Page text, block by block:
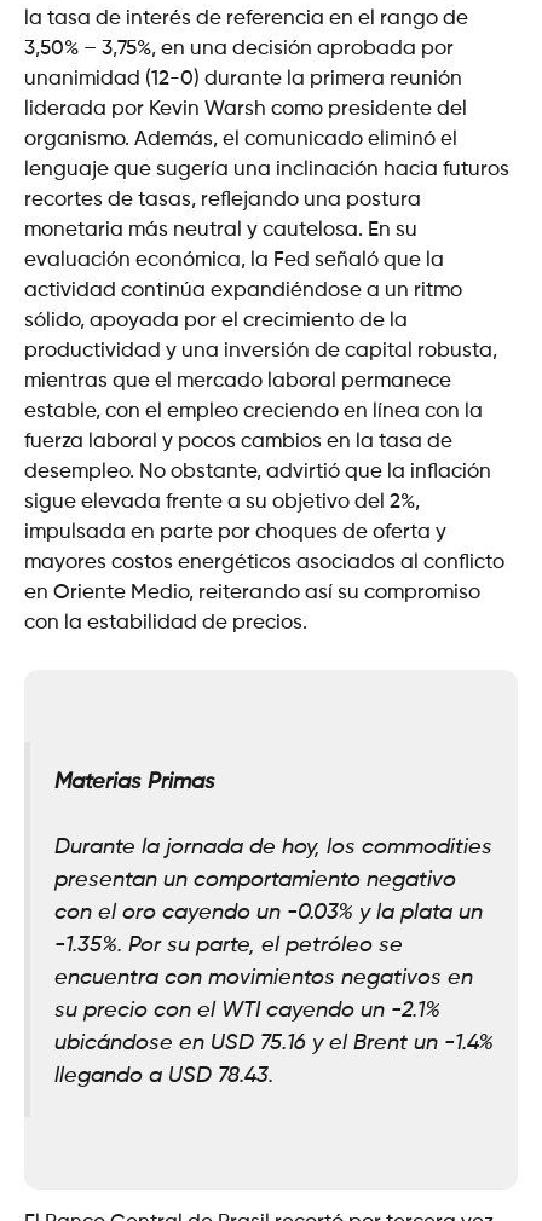
la tasa de interés de referencia en el rango de
3,50% – 3,75%, en una decisión aprobada por
unanimidad (12-0) durante la primera reunión
liderada por Kevin Warsh como presidente del
organismo. Además, el comunicado eliminó el
lenguaje que sugería una inclinación hacia futuros
recortes de tasas, reflejando una postura
monetaria más neutral y cautelosa. En su
evaluación económica, la Fed señaló que la
actividad continúa expandiéndose a un ritmo
sólido, apoyada por el crecimiento de la
productividad y una inversión de capital robusta,
mientras que el mercado laboral permanece
estable, con el empleo creciendo en línea con la
fuerza laboral y pocos cambios en la tasa de
desempleo. No obstante, advirtió que la inflación
sigue elevada frente a su objetivo del 2%,
impulsada en parte por choques de oferta y
mayores costos energéticos asociados al conflicto
en Oriente Medio, reiterando así su compromiso
con la estabilidad de precios.
Materias Primas
Durante la jornada de hoy, los commodities
presentan un comportamiento negativo
con el oro cayendo un -0.03% y la plata un
-1.35%. Por su parte, el petróleo se
encuentra con movimientos negativos en
su precio con el WTI cayendo un -2.1%
ubicándose en USD 75.16 y el Brent un -1.4%
llegando a USD 78.43.